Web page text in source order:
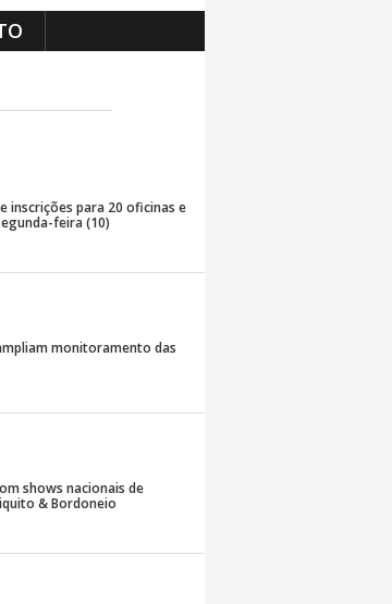
inscrições para 20 oficinas e
feira (10)
monitoramento das
shows nacionais de
& Bordoneio